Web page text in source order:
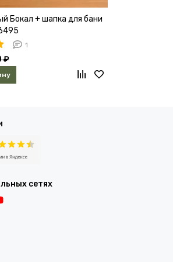
Бокал + шапка для бани
1
₽
сетях